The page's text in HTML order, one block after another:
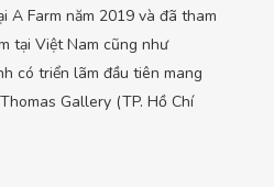
A Farm năm 2019 và đã tham
tại Việt Nam cũng như
có triển lãm đầu tiên mang
Gallery (TP. Hồ Chí